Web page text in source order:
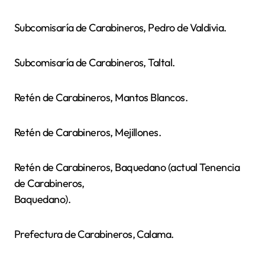
Subcomisaría de Carabineros, Pedro de Valdivia.
Subcomisaría de Carabineros, Taltal.
Retén de Carabineros, Mantos Blancos.
Retén de Carabineros, Mejillones.
Retén de Carabineros, Baquedano (actual Tenencia
de Carabineros,
Baquedano).
Prefectura de Carabineros, Calama.